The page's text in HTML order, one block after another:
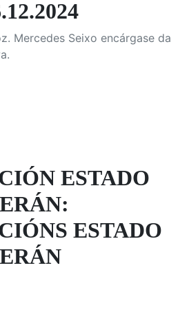
Mercedes Seixo encárgase da
ESTADO
ESTADO